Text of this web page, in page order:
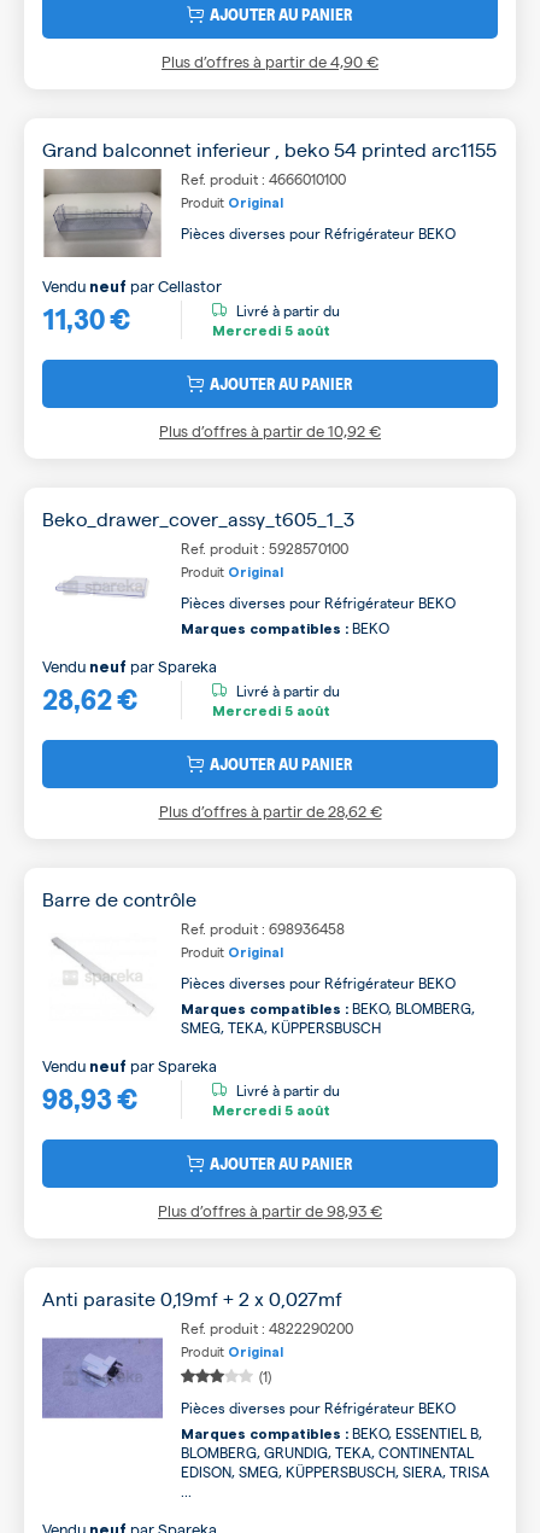
AJOUTER AU PANIER
Plus d’offres à partir de4,90 €
Grand balconnet inferieur , beko 54 printed arc1155
Ref. produit : 4666010100
Produit Original
Pièces diverses pour Réfrigérateur BEKO
11,30 €
Vendu neuf parCellastor
Livré à partir du
Mercredi 5 août
AJOUTER AU PANIER
Plus d’offres à partir de10,92 €
Beko_drawer_cover_assy_t605_1_3
Ref. produit : 5928570100
Produit Original
Pièces diverses pour Réfrigérateur BEKO
Marques compatibles : BEKO
28,62 €
Vendu neuf parSpareka
Livré à partir du
Mercredi 5 août
AJOUTER AU PANIER
Plus d’offres à partir de28,62 €
Barre de contrôle
Ref. produit : 698936458
Produit Original
Pièces diverses pour Réfrigérateur BEKO
Marques compatibles : BEKO, BLOMBERG,
SMEG, TEKA, KÜPPERSBUSCH
98,93 €
Vendu neuf parSpareka
Livré à partir du
Mercredi 5 août
AJOUTER AU PANIER
Plus d’offres à partir de98,93 €
Anti parasite 0,19mf + 2 x 0,027mf
Ref. produit : 4822290200
Produit Original
(1)
Pièces diverses pour Réfrigérateur BEKO
Marques compatibles : BEKO, ESSENTIEL B,
BLOMBERG, GRUNDIG, TEKA, CONTINENTAL
EDISON, SMEG, KÜPPERSBUSCH, SIERA, TRISA
Vendu parSpareka